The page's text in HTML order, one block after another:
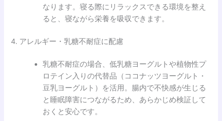
なります。寝る際にリラックスできる環境を整え
ると、寝ながら栄養を吸収できます。
4. アレルギー・乳糖不耐症に配慮
乳糖不耐症の場合、低乳糖ヨーグルトや植物性プ
ロテイン入りの代替品（ココナッツヨーグルト・
豆乳ヨーグルト）を活用。腸内で不快感が生じる
と睡眠障害につながるため、あらかじめ検証して
おくと安心です。